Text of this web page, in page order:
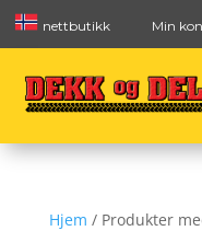
nettbutikk Min
Hjem / Produkter